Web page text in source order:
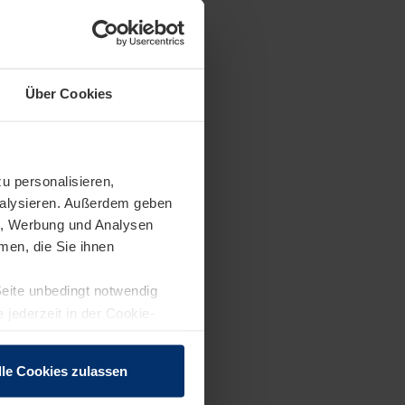
Über Cookies
personalisieren,
Außerdem geben
und Analysen
die Sie ihnen
unbedingt notwendig
in der Cookie-
Cookies zulassen
sie ihr
Šedienė (rechts),
Kaunas/Litauen
bei der Caritas in